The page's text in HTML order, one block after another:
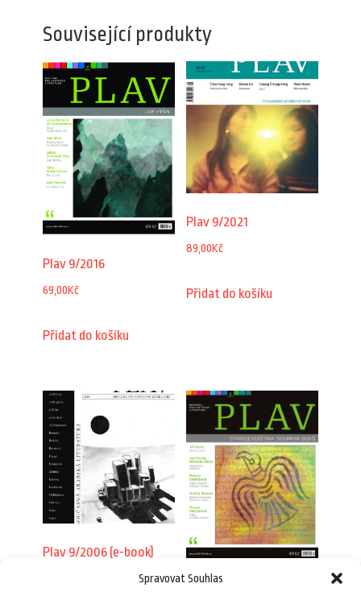
Spravovat Souhlas
Související produkty
Plav 9/2016
69,00Kč
Přidat do košíku
Plav 9/2021
89,00Kč
Přidat do košíku
Plav 9/2006 (e-book)